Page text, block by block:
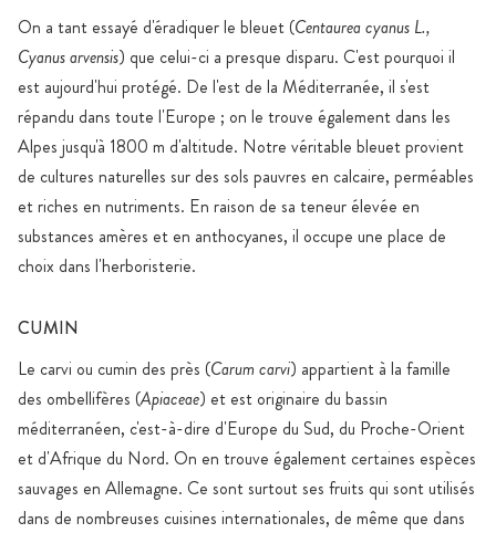
On a tant essayé d'éradiquer le bleuet (Centaurea cyanus L.,
Cyanus arvensis) que celui-ci a presque disparu. C'est pourquoi il
est aujourd'hui protégé. De l'est de la Méditerranée, il s'est
répandu dans toute l'Europe ; on le trouve également dans les
Alpes jusqu'à 1800 m d'altitude. Notre véritable bleuet provient
de cultures naturelles sur des sols pauvres en calcaire, perméables
et riches en nutriments. En raison de sa teneur élevée en
substances amères et en anthocyanes, il occupe une place de
choix dans l'herboristerie.
CUMIN
Le carvi ou cumin des près (Carum carvi) appartient à la famille
des ombellifères (Apiaceae) et est originaire du bassin
méditerranéen, c'est-à-dire d'Europe du Sud, du Proche-Orient
et d'Afrique du Nord. On en trouve également certaines espèces
sauvages en Allemagne. Ce sont surtout ses fruits qui sont utilisés
dans de nombreuses cuisines internationales, de même que dans